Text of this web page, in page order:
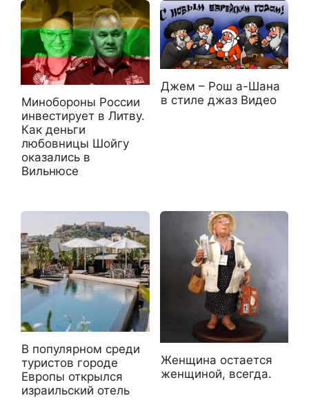
Минобороны России
инвестирует в Литву.
Как деньги
любовницы Шойгу
оказались в
Вильнюсе
Джем – Рош а-Шана
в стиле джаз Видео
В популярном среди
туристов городе
Европы открылся
израильский отель
Женщина остается
женщиной, всегда.